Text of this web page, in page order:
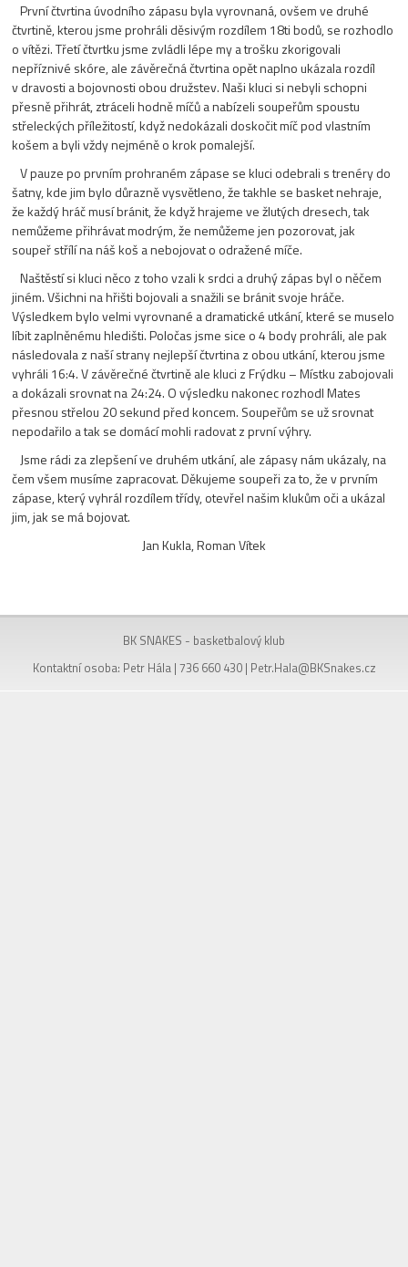
První čtvrtina úvodního zápasu byla vyrovnaná, ovšem ve druhé
čtvrtině, kterou jsme prohráli děsivým rozdílem 18ti bodů, se rozhodlo
o vítězi. Třetí čtvrtku jsme zvládli lépe my a trošku zkorigovali
nepříznivé skóre, ale závěrečná čtvrtina opět naplno ukázala rozdíl
v dravosti a bojovnosti obou družstev. Naši kluci si nebyli schopni
přesně přihrát, ztráceli hodně míčů a nabízeli soupeřům spoustu
střeleckých příležitostí, když nedokázali doskočit míč pod vlastním
košem a byli vždy nejméně o krok pomalejší.
V pauze po prvním prohraném zápase se kluci odebrali s trenéry do
šatny, kde jim bylo důrazně vysvětleno, že takhle se basket nehraje,
že každý hráč musí bránit, že když hrajeme ve žlutých dresech, tak
nemůžeme přihrávat modrým, že nemůžeme jen pozorovat, jak
soupeř střílí na náš koš a nebojovat o odražené míče.
Naštěstí si kluci něco z toho vzali k srdci a druhý zápas byl o něčem
jiném. Všichni na hřišti bojovali a snažili se bránit svoje hráče.
Výsledkem bylo velmi vyrovnané a dramatické utkání, které se muselo
líbit zaplněnému hledišti. Poločas jsme sice o 4 body prohráli, ale pak
následovala z naší strany nejlepší čtvrtina z obou utkání, kterou jsme
vyhráli 16:4. V závěrečné čtvrtině ale kluci z Frýdku – Místku zabojovali
a dokázali srovnat na 24:24. O výsledku nakonec rozhodl Mates
přesnou střelou 20 sekund před koncem. Soupeřům se už srovnat
nepodařilo a tak se domácí mohli radovat z první výhry.
Jsme rádi za zlepšení ve druhém utkání, ale zápasy nám ukázaly, na
čem všem musíme zapracovat. Děkujeme soupeři za to, že v prvním
zápase, který vyhrál rozdílem třídy, otevřel našim klukům oči a ukázal
jim, jak se má bojovat.
Jan Kukla, Roman Vítek
BK SNAKES - basketbalový klub
Kontaktní osoba: Petr Hála | 736 660 430 | Petr.Hala@BKSnakes.cz